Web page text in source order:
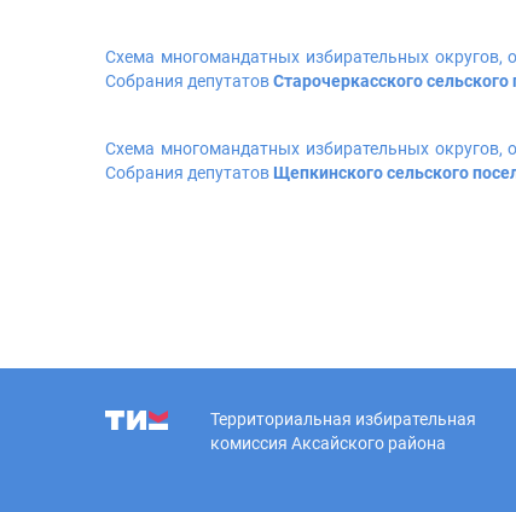
Схема многомандатных избирательных округов,
Собрания депутатовСтарочеркасского сельского
Схема многомандатных избирательных округов,
Собрания депутатов Щепкинского сельского
Территориальная избирательная
комиссия Аксайского района